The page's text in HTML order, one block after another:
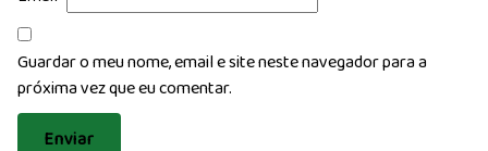
Guardar o meu nome, email e site neste navegador para a
próxima vez que eu comentar.